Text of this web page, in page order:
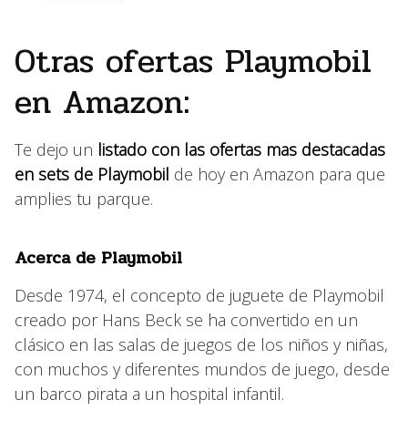
Otras ofertas Playmobil
en Amazon:
Te dejo un listado con las ofertas mas destacadas
en sets de Playmobil de hoy en Amazon para que
amplies tu parque.
Acerca de Playmobil
Desde 1974, el concepto de juguete de Playmobil
creado por Hans Beck se ha convertido en un
clásico en las salas de juegos de los niños y niñas,
con muchos y diferentes mundos de juego, desde
un barco pirata a un hospital infantil.